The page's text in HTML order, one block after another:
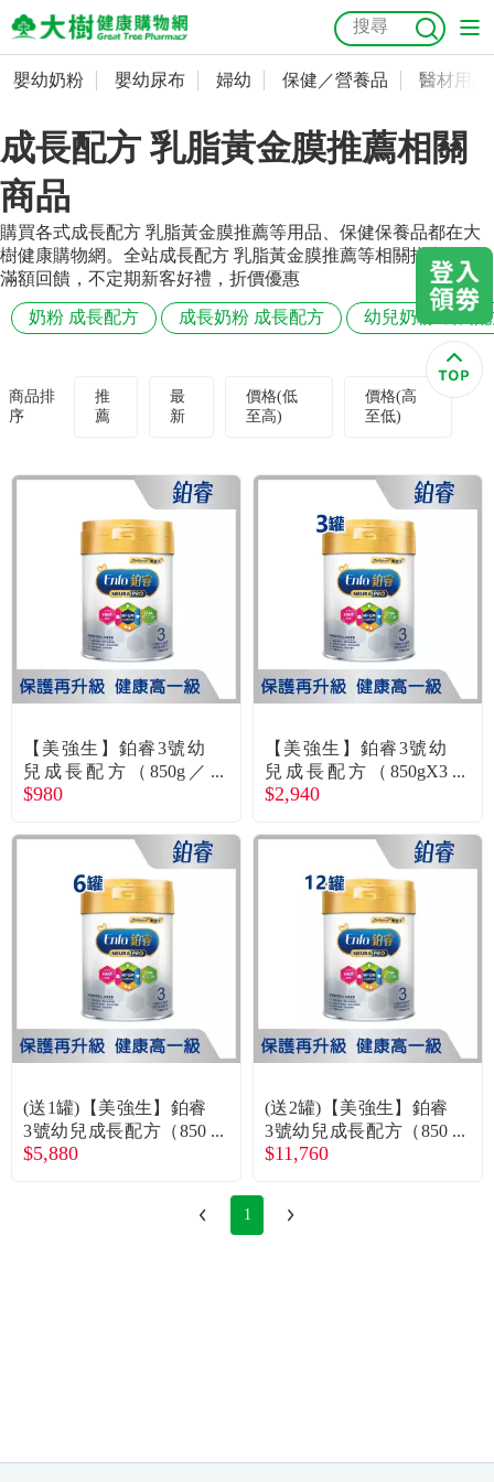
嬰幼奶粉
嬰幼尿布
婦幼
保健／營養品
醫材用品
成人照護
優惠活動
關於我們
購物流程
折價券、紅利說明
抗菌 尿布 大樹獨家 益生菌 魚油 幼兒米餅 貓砂
奶瓶奶嘴
會員資料及密碼修改
常用收件人清單
訂單查詢
收藏清單
紅利點數查詢
購物金查詢
嬰幼奶粉 嬰幼尿布 婦幼 保健／營養品 醫材用品
成長配方 乳脂黃金膜推薦相關
商品
購買各式成長配方 乳脂黃金膜推薦等用品、保健保養品都在大
樹健康購物網。全站成長配方 乳脂黃金膜推薦等相關指定品項
滿額回饋，不定期新客好禮，折價優惠
奶粉 成長配方 成長奶粉 成長配方 幼兒奶粉 成長
商品排
序
推
薦
最
新
價格(低
至高)
價格(高
至低)
【美強生】鉑睿3號幼
兒成長配方（850g／
罐）
$980
【美強生】鉑睿3號幼
兒成長配方（850gX3
罐）
$2,940
(送1罐)【美強生】鉑睿
3號幼兒成長配方（850
gX6罐）
$5,880
(送2罐)【美強生】鉑睿
3號幼兒成長配方（850
gX12罐）
$11,760
1